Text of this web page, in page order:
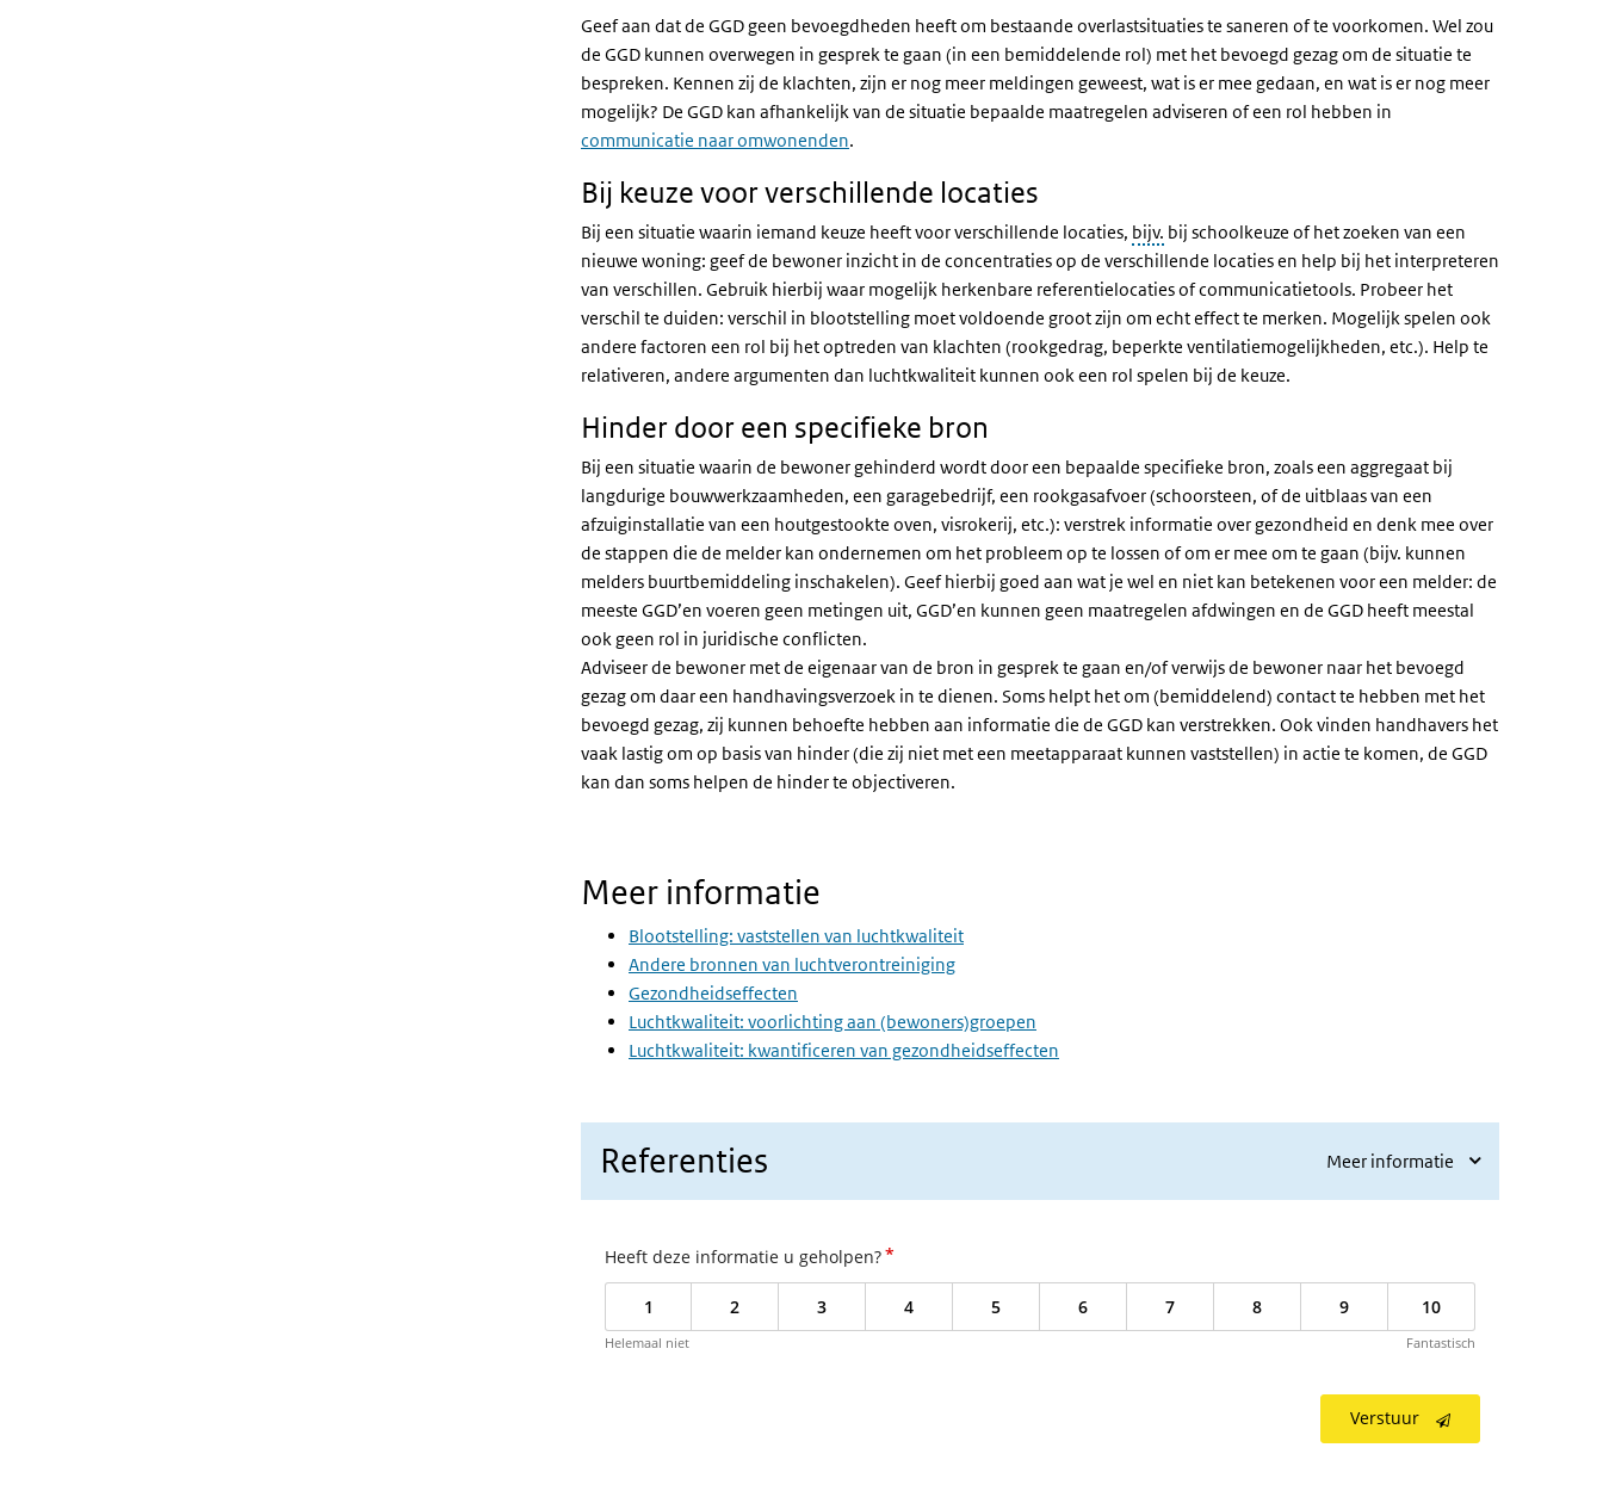
Geef aan dat de GGD geen bevoegdheden heeft om bestaande overlastsituaties te saneren of te voorkomen. Wel zou
de GGD kunnen overwegen in gesprek te gaan (in een bemiddelende rol) met het bevoegd gezag om de situatie te
bespreken. Kennen zij de klachten, zijn er nog meer meldingen geweest, wat is er mee gedaan, en wat is er nog meer
mogelijk? De GGD kan afhankelijk van de situatie bepaalde maatregelen adviseren of een rol hebben in
communicatie naar omwonenden.
Bij keuze voor verschillende locaties
Bij een situatie waarin iemand keuze heeft voor verschillende locaties, bijv. bij schoolkeuze of het zoeken van een
nieuwe woning: geef de bewoner inzicht in de concentraties op de verschillende locaties en help bij het interpreteren
van verschillen. Gebruik hierbij waar mogelijk herkenbare referentielocaties of communicatietools. Probeer het
verschil te duiden: verschil in blootstelling moet voldoende groot zijn om echt effect te merken. Mogelijk spelen ook
andere factoren een rol bij het optreden van klachten (rookgedrag, beperkte ventilatiemogelijkheden, etc.). Help te
relativeren, andere argumenten dan luchtkwaliteit kunnen ook een rol spelen bij de keuze.
Hinder door een specifieke bron
Bij een situatie waarin de bewoner gehinderd wordt door een bepaalde specifieke bron, zoals een aggregaat bij
langdurige bouwwerkzaamheden, een garagebedrijf, een rookgasafvoer (schoorsteen, of de uitblaas van een
afzuiginstallatie van een houtgestookte oven, visrokerij, etc.): verstrek informatie over gezondheid en denk mee over
de stappen die de melder kan ondernemen om het probleem op te lossen of om er mee om te gaan (bijv. kunnen
melders buurtbemiddeling inschakelen). Geef hierbij goed aan wat je wel en niet kan betekenen voor een melder: de
meeste GGD’en voeren geen metingen uit, GGD’en kunnen geen maatregelen afdwingen en de GGD heeft meestal
ook geen rol in juridische conflicten.
Adviseer de bewoner met de eigenaar van de bron in gesprek te gaan en/of verwijs de bewoner naar het bevoegd
gezag om daar een handhavingsverzoek in te dienen. Soms helpt het om (bemiddelend) contact te hebben met het
bevoegd gezag, zij kunnen behoefte hebben aan informatie die de GGD kan verstrekken. Ook vinden handhavers het
vaak lastig om op basis van hinder (die zij niet met een meetapparaat kunnen vaststellen) in actie te komen, de GGD
kan dan soms helpen de hinder te objectiveren.
Meer informatie
Blootstelling: vaststellen van luchtkwaliteit
Andere bronnen van luchtverontreiniging
Gezondheidseffecten
Luchtkwaliteit: voorlichting aan (bewoners)groepen
Luchtkwaliteit: kwantificeren van gezondheidseffecten
Referenties Meer informatie
Heeft deze informatie u geholpen?*
1 2 3 4 5 6 7 8 9 10
Helemaal niet Fantastisch
Verstuur